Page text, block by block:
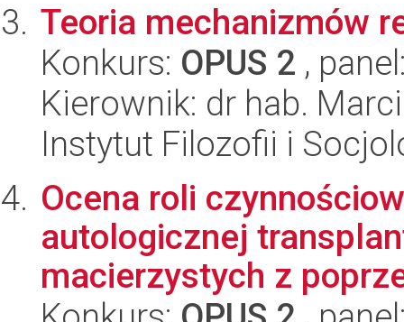
Teoria mechanizmów
Konkurs: OPUS 2 ,
Kierownik: dr hab.
Instytut Filozofii i
Ocena roli
autologicznej
macierzystych z